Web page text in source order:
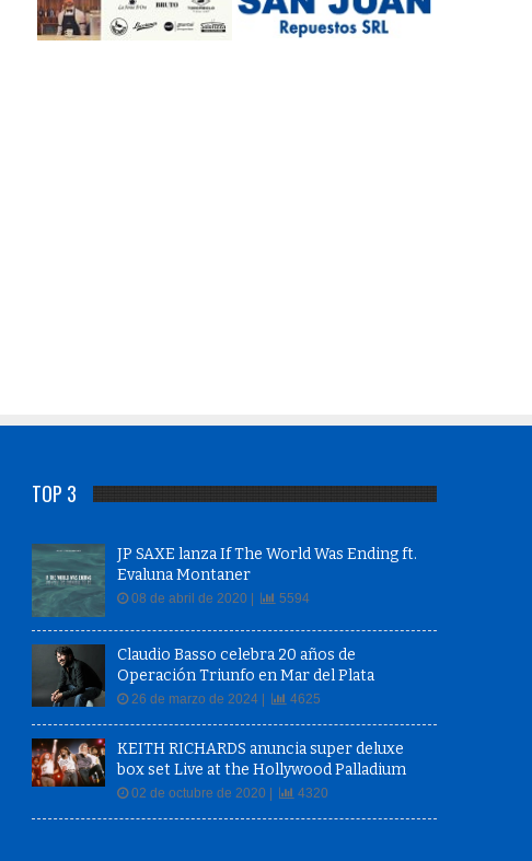
TOP 3
JP SAXE lanza If The World Was Ending ft.
Evaluna Montaner
08 de abril de 2020 | 5594
Claudio Basso celebra 20 años de
Operación Triunfo en Mar del Plata
26 de marzo de 2024 | 4625
KEITH RICHARDS anuncia super deluxe
box set Live at the Hollywood Palladium
02 de octubre de 2020 | 4320